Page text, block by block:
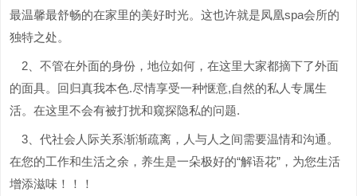
最温馨最舒畅的在家里的美好时光。这也许就是凤凰spa会所的
独特之处。
2、不管在外面的身份，地位如何，在这里大家都摘下了外面
的面具。回归真我本色.尽情享受一种惬意,自然的私人专属生
活。在这里不会有被打扰和窥探隐私的问题.
3、代社会人际关系渐渐疏离，人与人之间需要温情和沟通。
在您的工作和生活之余，养生是一朵极好的“解语花”，为您生活
增添滋味！！！